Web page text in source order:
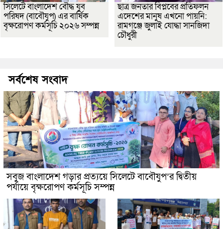
সিলেটে বাংলাদেশ বৌদ্ধ যুব
পরিষদ (বাবৌযুপ) এর বার্ষিক
বৃক্ষরোপণ কর্মসূচি ২০২৬ সম্পন্ন
ছাত্র জনতার বিপ্লবের প্রতিফলন
এদেশের মানুষ এখনো পায়নি:
রামগঞ্জে জুলাই যোদ্ধা সানজিদা
চৌধুরী
সর্বশেষ সংবাদ
সবুজ বাংলাদেশ গড়ার প্রত্যয়ে সিলেটে বাবৌযুপ’র দ্বিতীয়
পর্যায়ে বৃক্ষরোপণ কর্মসূচি সম্পন্ন